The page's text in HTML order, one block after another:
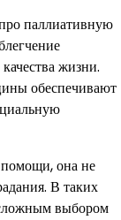
паллиативную
жизни.
обеспечивают
помощи, она не
В таких
выбором